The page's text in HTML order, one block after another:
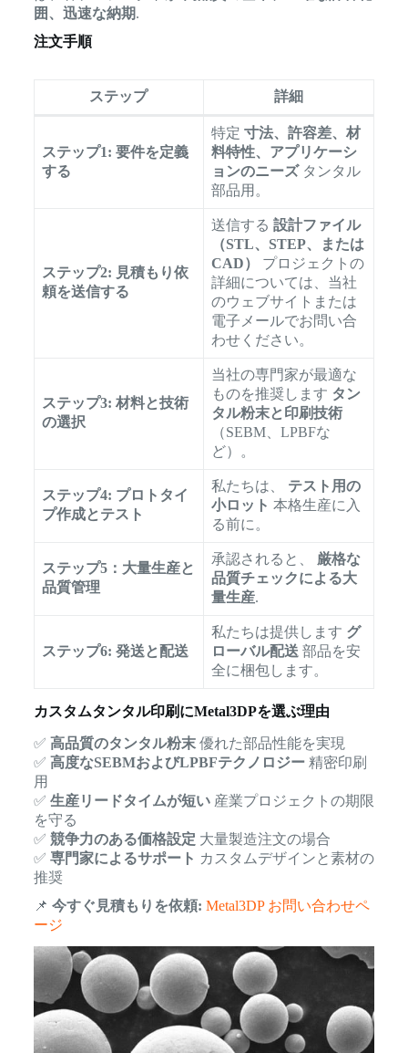
囲、迅速な納期.
注文手順
ステップ 詳細
ステップ1: 要件を定義
する
特定 寸法、許容差、材
料特性、アプリケーシ
ョンのニーズタンタル
部品用。
ステップ2: 見積もり依
頼を送信する
送信する 設計ファイル
（STL、STEP、または
CAD）
プロジェクトの
詳細については、当社
のウェブサイトまたは
電子メールでお問い合
わせください。
ステップ3: 材料と技術
の選択
当社の専門家が最適な
ものを推奨します タン
タル粉末と印刷技術
（SEBM、LPBFな
ど）。
ステップ4: プロトタイ
プ作成とテスト
私たちは、 テスト用の
小ロット 本格生産に入
る前に。
ステップ5：大量生産と
品質管理
承認されると、 厳格な
品質チェックによる大
量生産.
ステップ6: 発送と配送
私たちは提供します グ
ローバル配送 部品を安
全に梱包します。
カスタムタンタル印刷にMetal3DPを選ぶ理由
✅ 高品質のタンタル粉末優れた部品性能を実現
✅ 高度なSEBMおよびLPBFテクノロジー精密印刷
用
✅ 生産リードタイムが短い産業プロジェクトの期限
を守る
✅ 競争力のある価格設定 大量製造注文の場合
✅ 専門家によるサポート カスタムデザインと素材の
推奨
📌 今すぐ見積もりを依頼: Metal3DP お問い合わせペ
ージ